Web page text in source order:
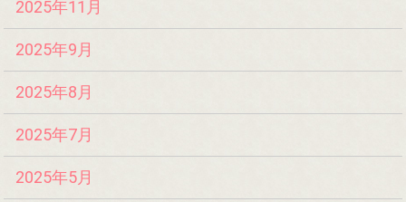
2025年11月
2025年9月
2025年8月
2025年7月
2025年5月